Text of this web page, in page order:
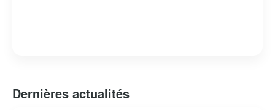
Dernières actualités